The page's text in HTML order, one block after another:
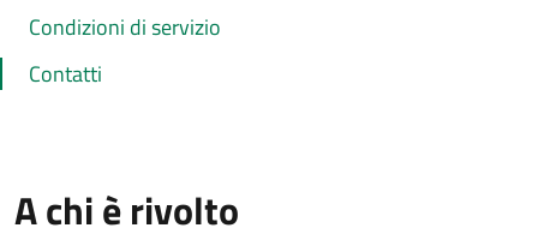
Condizioni di servizio
Contatti
A chi è rivolto